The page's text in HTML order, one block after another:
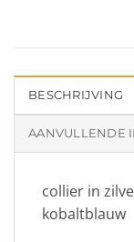
BESCHRIJVING
AANVULLENDE
collier in
kobaltblauw